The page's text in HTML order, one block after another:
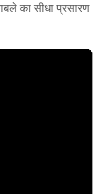
का सीधा प्रसारण